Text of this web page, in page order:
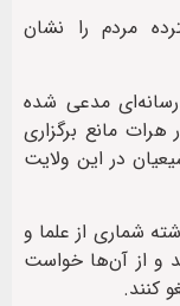
مردم را نشان
مدعی شده
هرات مانع برگزاری
در این ولایت
شماری از علما و
و از آن‌ها خواست
کنند.